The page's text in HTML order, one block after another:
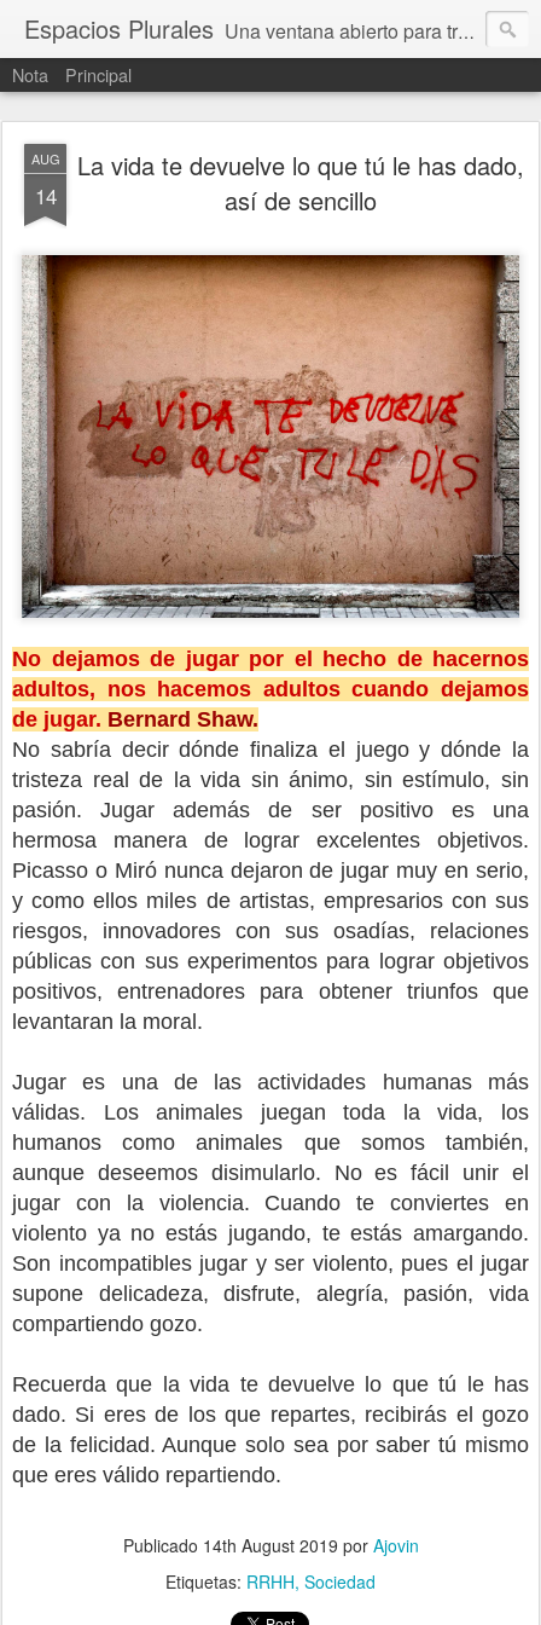
Espacios Plurales Una ventana abierto para tratar problemas que nos afectan a todxs. Temas sociales, educación, cultura, economía, política, derechos, calidad de vida. Estamos gobernados, pero queremos una calidad mayor en la política.
Nota Principal
AUG
14
La vida te devuelve lo que tú le has dado,
así de sencillo
No dejamos de jugar por el hecho de hacernos
adultos, nos hacemos adultos cuando dejamos
de jugar. Bernard Shaw.
No sabría decir dónde finaliza el juego y dónde la
tristeza real de la vida sin ánimo, sin estímulo, sin
pasión. Jugar además de ser positivo es una
hermosa manera de lograr excelentes objetivos.
Picasso o Miró nunca dejaron de jugar muy en serio,
y como ellos miles de artistas, empresarios con sus
riesgos, innovadores con sus osadías, relaciones
públicas con sus experimentos para lograr objetivos
positivos, entrenadores para obtener triunfos que
levantaran la moral.
Jugar es una de las actividades humanas más
válidas. Los animales juegan toda la vida, los
humanos como animales que somos también,
aunque deseemos disimularlo. No es fácil unir el
jugar con la violencia. Cuando te conviertes en
violento ya no estás jugando, te estás amargando.
Son incompatibles jugar y ser violento, pues el jugar
supone delicadeza, disfrute, alegría, pasión, vida
compartiendo gozo.
Recuerda que la vida te devuelve lo que tú le has
dado. Si eres de los que repartes, recibirás el gozo
de la felicidad. Aunque solo sea por saber tú mismo
que eres válido repartiendo.
Publicado 14th August 2019 por Ajovin
Etiquetas: RRHH Sociedad